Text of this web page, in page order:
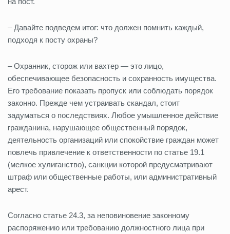
– Давайте подведем итог: что должен помнить каждый,
подходя к посту охраны?
– Охранник, сторож или вахтер — это лицо,
обеспечивающее безопасность и сохранность имущества.
Его требование показать пропуск или соблюдать порядок
законно. Прежде чем устраивать скандал, стоит
задуматься о последствиях. Любое умышленное действие
гражданина, нарушающее общественный порядок,
деятельность организаций или спокойствие граждан может
повлечь привлечение к ответственности по статье 19.1
(мелкое хулиганство), санкции которой предусматривают
штраф или общественные работы, или административный
арест.
Согласно статье 24.3, за неповиновение законному
распоряжению или требованию должностного лица при